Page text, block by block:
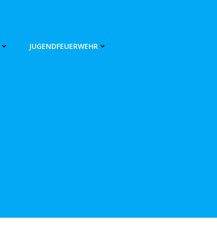
JUGENDFEUERWEHR